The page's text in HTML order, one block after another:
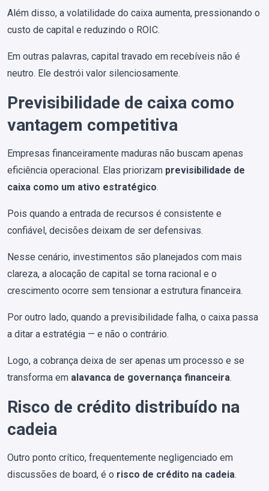
Além disso, a volatilidade do caixa aumenta, pressionando o
custo de capital e reduzindo o ROIC.
Em outras palavras, capital travado em recebíveis não é
neutro. Ele destrói valor silenciosamente.
Previsibilidade de caixa como
vantagem competitiva
Empresas financeiramente maduras não buscam apenas
eficiência operacional. Elas priorizam previsibilidade de
caixa como um ativo estratégico.
Pois quando a entrada de recursos é consistente e
confiável, decisões deixam de ser defensivas.
Nesse cenário, investimentos são planejados com mais
clareza, a alocação de capital se torna racional e o
crescimento ocorre sem tensionar a estrutura financeira.
Por outro lado, quando a previsibilidade falha, o caixa passa
a ditar a estratégia — e não o contrário.
Logo, a cobrança deixa de ser apenas um processo e se
transforma em alavanca de governança financeira.
Risco de crédito distribuído na
cadeia
Outro ponto crítico, frequentemente negligenciado em
discussões de board, é o risco de crédito na cadeia.